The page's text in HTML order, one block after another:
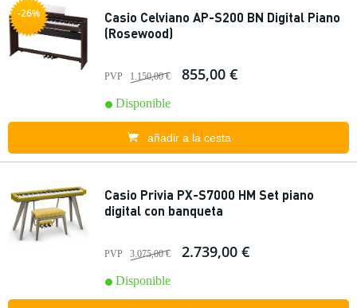
-26%
Casio Celviano AP-S200 BN Digital Piano
(Rosewood)
PVP 1.150,00 € 855,00 €
Disponible
añadir a la cesta
Casio Privia PX-S7000 HM Set piano
digital con banqueta
PVP 3.075,00 € 2.739,00 €
Disponible